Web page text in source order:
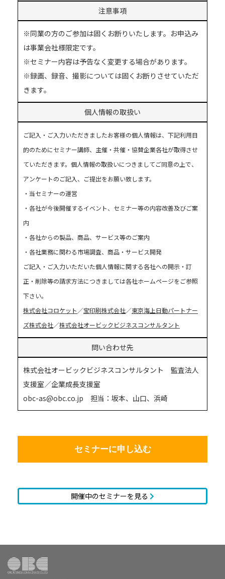
注意事項
※同業の方のご参加は固くお断りいたします。お申込み
は事業会社様限定です。
※セミナー内容は予告なく変更する場合があります。
※録画、録音、撮影については固くお断りさせていただ
きます。
個人情報の取扱い
ご記入・ご入力いただきましたお客様の個人情報は、下記利用目
的のためにセミナー講師、主催・共催・協賛企業各社が取得させ
ていただきます。個人情報の取扱いにつきましてご同意の上で、
アンケートのご記入、ご提出をお願い致します。
・当セミナーの運営
・各社が今後開催するイベント、セミナー等の内容改善及びご案
内
・各社からの製品、商品、サービス等のご案内
・各社業務に関わる市場調査、商品・サービス開発
ご記入・ご入力いただいた個人情報に関する各社への開示・訂
正・削除等の請求方法につきましては各社ホームページをご参照
下さい。
株式会社コロケット ／宝印刷株式会社／東京海上日動パートナー
ズ株式会社／株式会社オービックビジネスコンサルタント
問い合わせ先
株式会社オービックビジネスコンサルタント 監査法人
支援室／企業成長支援室
obc-as@obc.co.jp 担当：坂本、山口、浜崎
セミナーに申し込む
開催中のセミナーを見る